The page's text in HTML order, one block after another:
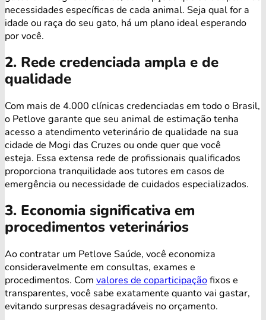
necessidades específicas de cada animal. Seja qual for a
idade ou raça do seu gato, há um plano ideal esperando
por você.
2. Rede credenciada ampla e de
qualidade
Com mais de 4.000 clínicas credenciadas em todo o Brasil,
o Petlove garante que seu animal de estimação tenha
acesso a atendimento veterinário de qualidade na sua
cidade de Mogi das Cruzes ou onde quer que você
esteja. Essa extensa rede de profissionais qualificados
proporciona tranquilidade aos tutores em casos de
emergência ou necessidade de cuidados especializados.
3. Economia significativa em
procedimentos veterinários
Ao contratar um Petlove Saúde, você economiza
consideravelmente em consultas, exames e
procedimentos. Com valores de coparticipaçãofixos e
transparentes, você sabe exatamente quanto vai gastar,
evitando surpresas desagradáveis no orçamento.